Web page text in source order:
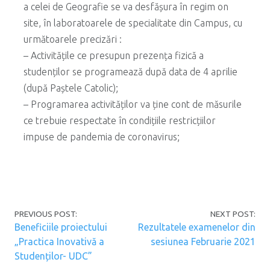
a celei de Geografie se va desfășura în regim on
site, în laboratoarele de specialitate din Campus, cu
următoarele precizări :
– Activitățile ce presupun prezența fizică a
studenților se programează după data de 4 aprilie
(după Paștele Catolic);
– Programarea activităților va ține cont de măsurile
ce trebuie respectate în condițiile restricțiilor
impuse de pandemia de coronavirus;
PREVIOUS POST:
Beneficiile proiectului
„Practica Inovativă a
Studenților- UDC”
NEXT POST:
Rezultatele examenelor din
sesiunea Februarie 2021